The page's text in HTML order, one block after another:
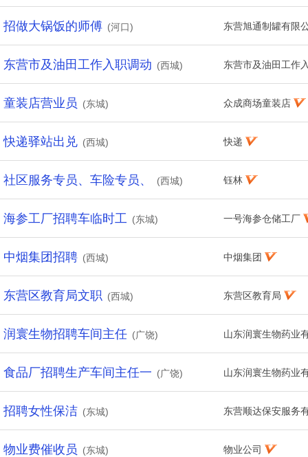
招做大锅饭的师傅 (河口) 东营旭通制罐有限
东营市及油田工作入职调动 (西城) 东营市及油田工作
童装店营业员 (东城) 众成商场童装店
快递驿站出兑 (西城) 快递
社区服务专员、车险专员、 (西城) 钰林
海参工厂招聘车临时工 (东城) 一号海参仓储工厂
中烟集团招聘 (西城) 中烟集团
东营区教育局文职 (西城) 东营区教育局
润寰生物招聘车间主任 (广饶) 山东润寰生物药业
食品厂招聘生产车间主任一 (广饶) 山东润寰生物药业
招聘女性保洁 (东城) 东营顺达保安服务
物业费催收员 (东城) 物业公司